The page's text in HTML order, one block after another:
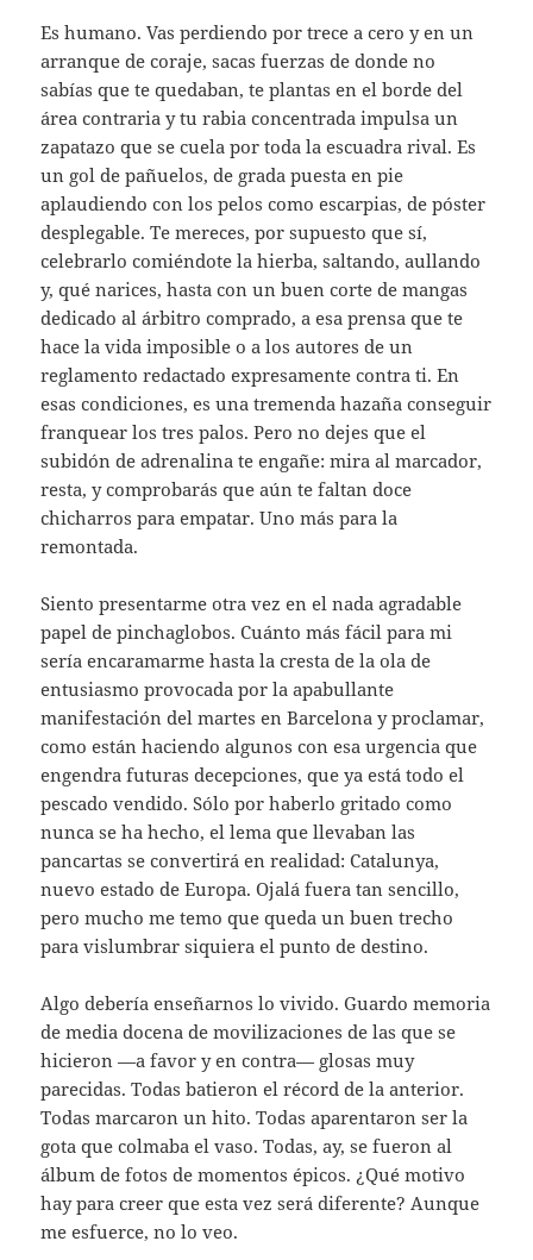
Es humano. Vas perdiendo por trece a cero y en un
arranque de coraje, sacas fuerzas de donde no
sabías que te quedaban, te plantas en el borde del
área contraria y tu rabia concentrada impulsa un
zapatazo que se cuela por toda la escuadra rival. Es
un gol de pañuelos, de grada puesta en pie
aplaudiendo con los pelos como escarpias, de póster
desplegable. Te mereces, por supuesto que sí,
celebrarlo comiéndote la hierba, saltando, aullando
y, qué narices, hasta con un buen corte de mangas
dedicado al árbitro comprado, a esa prensa que te
hace la vida imposible o a los autores de un
reglamento redactado expresamente contra ti. En
esas condiciones, es una tremenda hazaña conseguir
franquear los tres palos. Pero no dejes que el
subidón de adrenalina te engañe: mira al marcador,
resta, y comprobarás que aún te faltan doce
chicharros para empatar. Uno más para la
remontada.
Siento presentarme otra vez en el nada agradable
papel de pinchaglobos. Cuánto más fácil para mi
sería encaramarme hasta la cresta de la ola de
entusiasmo provocada por la apabullante
manifestación del martes en Barcelona y proclamar,
como están haciendo algunos con esa urgencia que
engendra futuras decepciones, que ya está todo el
pescado vendido. Sólo por haberlo gritado como
nunca se ha hecho, el lema que llevaban las
pancartas se convertirá en realidad: Catalunya,
nuevo estado de Europa. Ojalá fuera tan sencillo,
pero mucho me temo que queda un buen trecho
para vislumbrar siquiera el punto de destino.
Algo debería enseñarnos lo vivido. Guardo memoria
de media docena de movilizaciones de las que se
hicieron —a favor y en contra— glosas muy
parecidas. Todas batieron el récord de la anterior.
Todas marcaron un hito. Todas aparentaron ser la
gota que colmaba el vaso. Todas, ay, se fueron al
álbum de fotos de momentos épicos. ¿Qué motivo
hay para creer que esta vez será diferente? Aunque
me esfuerce, no lo veo.